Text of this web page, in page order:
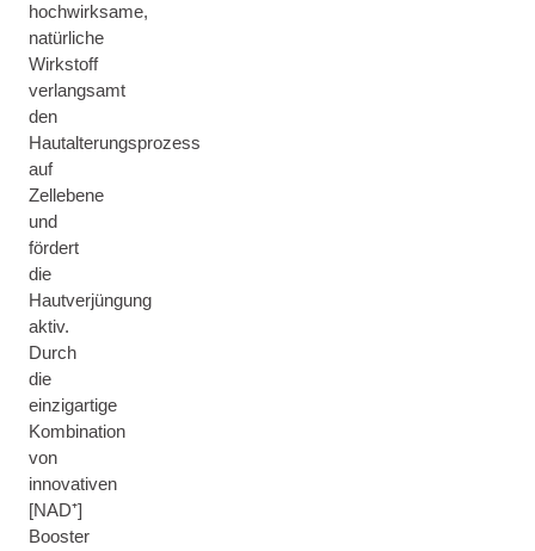
hochwirksame,
natürliche
Wirkstoff
verlangsamt
den
Hautalterungsprozess
auf
Zellebene
und
fördert
die
Hautverjüngung
aktiv.
Durch
die
einzigartige
Kombination
von
innovativen
[NAD⁺]
Booster